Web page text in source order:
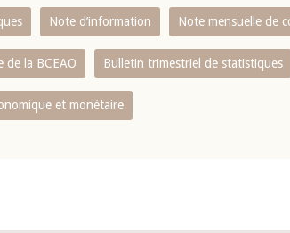
Note d’information Note mensuelle de
de la BCEAO Bulletin trimestriel de statistiques
et monétaire